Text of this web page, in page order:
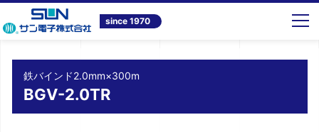
since 1970
トップ 商品情報 テレビ共同受信システム機器 鉄バインド2.0mm×300m BGV-2.0TR
鉄バインド2.0mm×300m
BGV-2.0TR